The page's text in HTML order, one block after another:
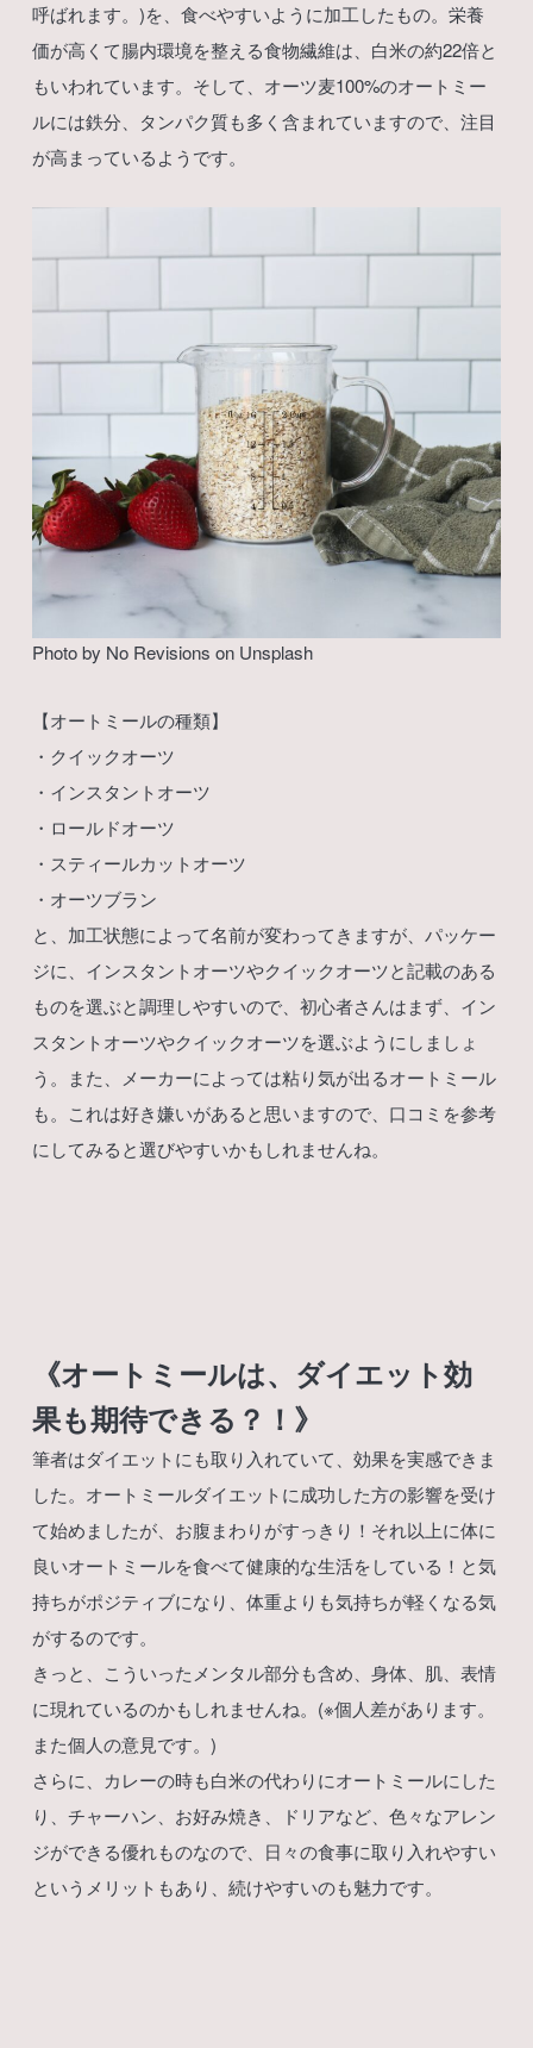
呼ばれます。)を、食べやすいように加工したもの。栄養
価が高くて腸内環境を整える食物繊維は、白米の約22倍と
もいわれています。そして、オーツ麦100%のオートミー
ルには鉄分、タンパク質も多く含まれていますので、注目
が高まっているようです。
Photo by No Revisions on Unsplash
【オートミールの種類】
・クイックオーツ
・インスタントオーツ
・ロールドオーツ
・スティールカットオーツ
・オーツブラン
と、加工状態によって名前が変わってきますが、パッケー
ジに、インスタントオーツやクイックオーツと記載のある
ものを選ぶと調理しやすいので、初心者さんはまず、イン
スタントオーツやクイックオーツを選ぶようにしましょ
う。また、メーカーによっては粘り気が出るオートミール
も。これは好き嫌いがあると思いますので、口コミを参考
にしてみると選びやすいかもしれませんね。
《オートミールは、ダイエット効
果も期待できる？！》
筆者はダイエットにも取り入れていて、効果を実感できま
した。オートミールダイエットに成功した方の影響を受け
て始めましたが、お腹まわりがすっきり！それ以上に体に
良いオートミールを食べて健康的な生活をしている！と気
持ちがポジティブになり、体重よりも気持ちが軽くなる気
がするのです。
きっと、こういったメンタル部分も含め、身体、肌、表情
に現れているのかもしれませんね。(※個人差があります。
また個人の意見です。)
さらに、カレーの時も白米の代わりにオートミールにした
り、チャーハン、お好み焼き、ドリアなど、色々なアレン
ジができる優れものなので、日々の食事に取り入れやすい
というメリットもあり、続けやすいのも魅力です。